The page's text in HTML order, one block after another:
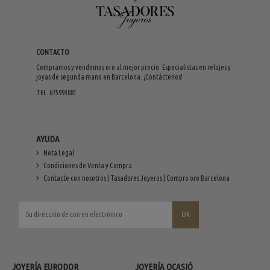
CONTACTO
Compramos y vendemos oro al mejor precio. Especialistas en relojes y
joyas de segunda mano en Barcelona. ¡Contáctenos!
TEL. 675993081
AYUDA
Nota Legal
Condiciones de Venta y Compra
Contacte con nosotros | Tasadores Joyeros | Compro oro Barcelona
JOYERÍA EURODOR JOYERÍA OCASIÓ